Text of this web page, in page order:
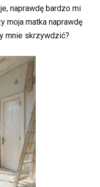
naprawdę bardzo mi
moja matka naprawdę
mnie skrzywdzić?